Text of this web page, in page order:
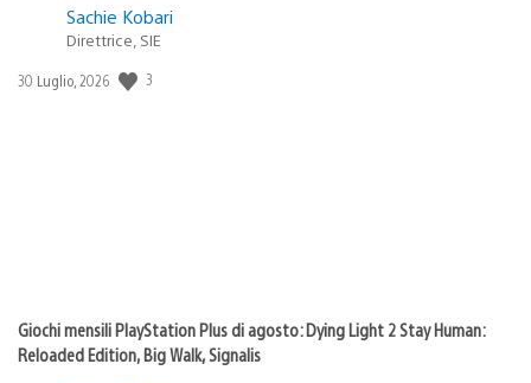
Sachie Kobari
Direttrice, SIE
Data
30 Luglio, 2026 3
Giochi mensili PlayStation Plus di agosto: Dying Light 2 Stay Human:
Reloaded Edition, Big Walk, Signalis